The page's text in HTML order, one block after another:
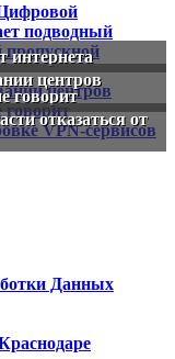
интернета
центров
говорит
отказаться от
Данных